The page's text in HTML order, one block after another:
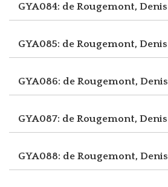
GYA084: de Rougemont, Denis
GYA085: de Rougemont, Denis
GYA086: de Rougemont, Denis
GYA087: de Rougemont, Denis
GYA088: de Rougemont, Denis